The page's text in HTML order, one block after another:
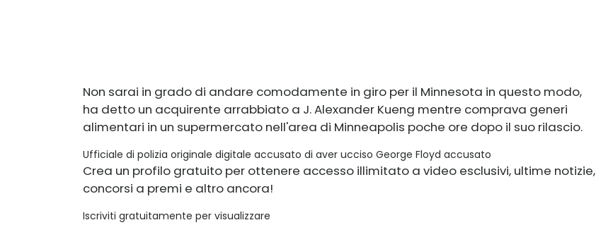
Non sarai in grado di andare comodamente in giro per il Minnesota in questo modo,
ha detto un acquirente arrabbiato a J. Alexander Kueng mentre comprava generi
alimentari in un supermercato nell'area di Minneapolis poche ore dopo il suo rilascio.
Ufficiale di polizia originale digitale accusato di aver ucciso George Floyd accusato
Crea un profilo gratuito per ottenere accesso illimitato a video esclusivi, ultime notizie,
concorsi a premi e altro ancora!
Iscriviti gratuitamente per visualizzare